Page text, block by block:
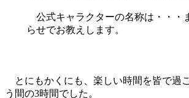
公式キャラクターの名称は・・・
らせでお教えします。
とにもかくにも、楽しい時間を皆で過
う間の3時間でした。